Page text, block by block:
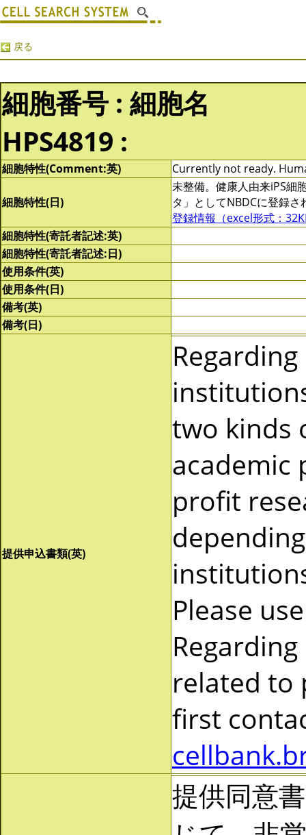
戻る
細胞番号 : 細胞名
HPS4819 :
細胞特性(Comment:英) Currently not ready.
細胞特性(日)
未整備。健康人由来iPS細
タ」としてNBDCに登録
登録情報（excel形式：
細胞特性(寄託者記述:英)
細胞特性(寄託者記述:日)
使用条件(英)
使用条件(日)
備考(英)
備考(日)
提供申込書類(英)
two kinds
academic
profit
Please
related to
first
提供同意